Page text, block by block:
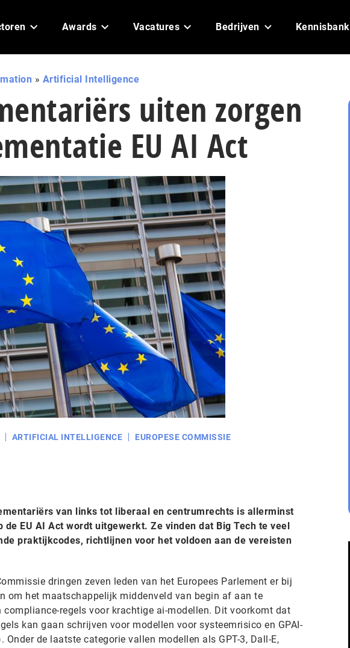
Awards Vacatures Bedrijven Kennisbank
» Artificial Intelligence
uiten zorgen
EU AI Act
ARTIFICIAL INTELLIGENCE EUROPESE COMMISSIE
van links tot liberaal en centrumrechts is allerminst
EU AI Act wordt uitgewerkt. Ze vinden dat Big Tech te veel
praktijkcodes, richtlijnen voor het voldoen aan de vereisten
dringen zeven leden van het Europees Parlement er bij
om het maatschappelijk middenveld van begin af aan te
regels voor krachtige ai-modellen. Dit voorkomt dat
kan gaan schrijven voor modellen voor systeemrisico en GPAI-
Onder de laatste categorie vallen modellen als GPT-3, Dall-E,